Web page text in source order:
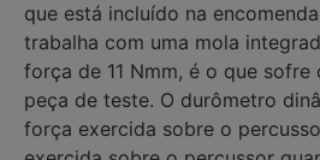
que está incluído na
trabalha com uma mola
força de 11 Nmm, é o que
peça de teste. O durômetro
força exercida sobre o